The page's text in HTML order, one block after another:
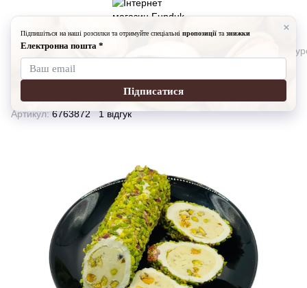
Солодощі Турецькі солодощі Рахат лукум з фісташкою
Рахат лукум з фісташкою
(Турецький) 1кг
Артикул:6763872 1 відгук